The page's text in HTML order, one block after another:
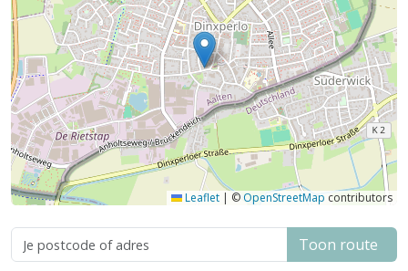
Leaflet | ©OpenStreetMap contributors
Toon route